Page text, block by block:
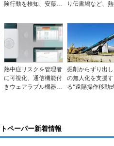
険行動を検知、安藤ハ
り伝書鳩など、
熱中症リスクを管理者
に可視化、通信機能付
きウェアラブル機器を
掘削からずり出
の無人化を支援す
る“遠隔操作移動
ペーパー新着情報